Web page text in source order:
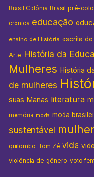
Brasil Colônia Brasil pré-
crônica educação
ensino de História escrita de
Arte História da
Mulheres História
de mulheres
suas Manas literatura
memória moda moda
sustentável
quilombo Tom Zé vida
violência de gênero voto